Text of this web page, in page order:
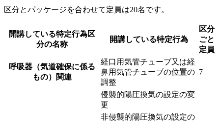
区分とパッケージを合わせて定員は20名です。
開講している特定行為区
分の名称
開講している特定行為
区分
ごと
定員
呼吸器（気道確保に係る
もの）関連
経口用気管チューブ又は経
鼻用気管チューブの位置の
調整
7
侵襲的陽圧換気の設定の変
更
非侵襲的陽圧換気の設定の